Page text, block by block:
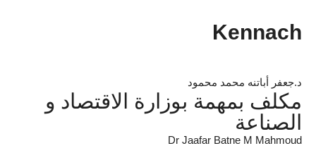
Kennach
د.جعفر أباتنه محمد محمود
مكلف بمهمة بوزارة الاقتصاد و
الصناعة
Dr Jaafar Batne M Mahmoud